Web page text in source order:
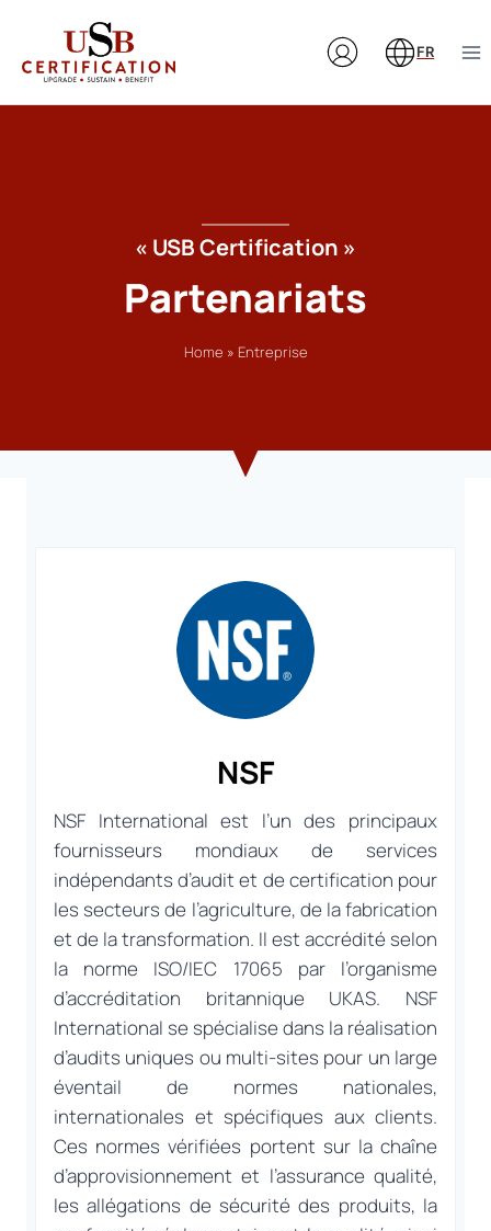
contenu
FR
« USB Certification »
Partenariats
Home » Entreprise
NSF
NSF International est l’un des principaux
fournisseurs mondiaux de services
indépendants d’audit et de certification pour
les secteurs de l’agriculture, de la fabrication
et de la transformation. Il est accrédité selon
la norme ISO/IEC 17065 par l’organisme
d’accréditation britannique UKAS. NSF
International se spécialise dans la réalisation
d’audits uniques ou multi-sites pour un large
éventail de normes nationales,
internationales et spécifiques aux clients.
Ces normes vérifiées portent sur la chaîne
d’approvisionnement et l’assurance qualité,
les allégations de sécurité des produits, la